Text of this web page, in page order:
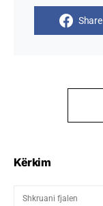
Share
Kërkim